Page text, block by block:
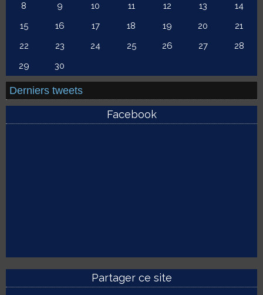
8
9 10 11 12 13
14
15
16 17 18 19 20
21
22
23 24 25 26 27
28
29
30
Derniers tweets
Facebook
Partager ce site